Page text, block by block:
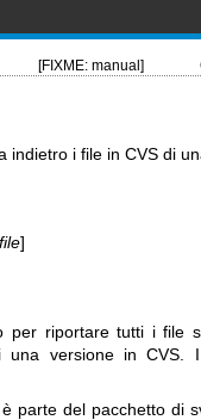
[FIXME: manual]
indietro i file in CVS di
]
per riportare tutti i file
una versione in CVS.
parte del pacchetto di